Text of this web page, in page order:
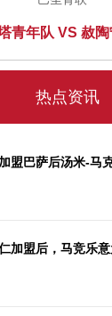
青年队 VS 赦
热点资讯
盟巴萨后汤米-马
加盟后，马竞乐